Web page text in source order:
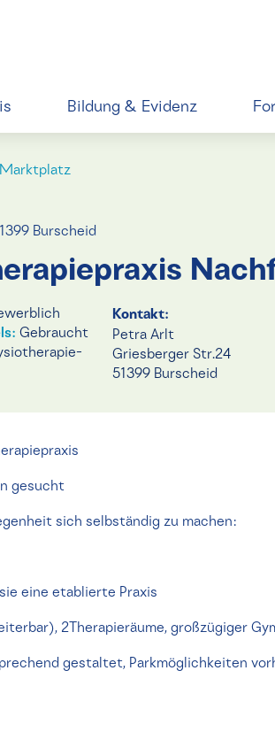
Bildung & Evidenz
Marktplatz
Burscheid
Gebraucht
Kontakt:
Petra Arlt
Griesberger Str.24
51399 Burscheid
gesucht
sich selbständig zu machen:
eine etablierte Praxis
2Therapieräume, großzügiger
gestaltet, Parkmöglichkeiten